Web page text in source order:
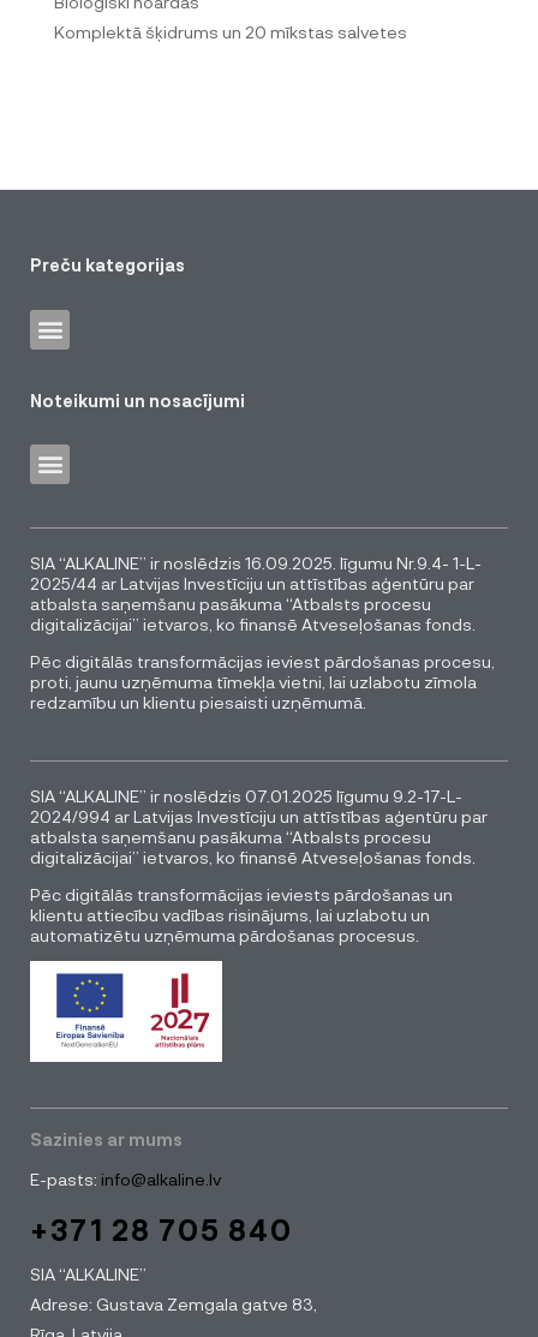
Komplektā šķidrums un 20 mīkstas salvetes
Preču kategorijas
Noteikumi un nosacījumi
SIA “ALKALINE” ir noslēdzis 16.09.2025. līgumu Nr.9.4- 1-L-
2025/44 ar Latvijas Investīciju un attīstības aģentūru par
atbalsta saņemšanu pasākuma “Atbalsts procesu
digitalizācijai” ietvaros, ko finansē Atveseļošanas fonds.
Pēc digitālās transformācijas ieviest pārdošanas procesu,
proti, jaunu uzņēmuma tīmekļa vietni, lai uzlabotu zīmola
redzamību un klientu piesaisti uzņēmumā.
SIA “ALKALINE” ir noslēdzis 07.01.2025 līgumu 9.2-17-L-
2024/994 ar Latvijas Investīciju un attīstības aģentūru par
atbalsta saņemšanu pasākuma “Atbalsts procesu
digitalizācijai” ietvaros, ko finansē Atveseļošanas fonds.
Pēc digitālās transformācijas ieviests pārdošanas un
klientu attiecību vadības risinājums, lai uzlabotu un
automatizētu uzņēmuma pārdošanas procesus.
Sazinies ar mums
E-pasts: info@alkaline.lv
+371 28 705 840
SIA “ALKALINE”
Adrese: Gustava Zemgala gatve 83,